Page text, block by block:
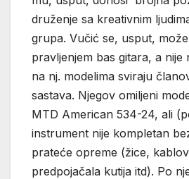
druženje sa kreativnim
grupa. Vučić se, usput,
pravljenjem bas gitara, a nije
na nj. modelima sviraju
sastava. Njegov omiljeni
MTD American 534-24, ali
instrument nije kompletan
prateće opreme (žice,
predpojačala kutija itd). Po